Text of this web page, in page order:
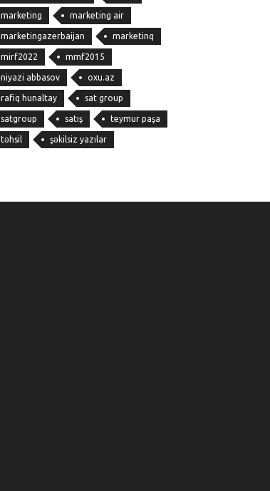
marketing marketing air
marketingazerbaijan marketinq
mirf2022 mmf2015
niyazi abbasov oxu.az
rafiq hunaltay sat group
satgroup satış teymur paşa
təhsil şəkilsiz yazılar